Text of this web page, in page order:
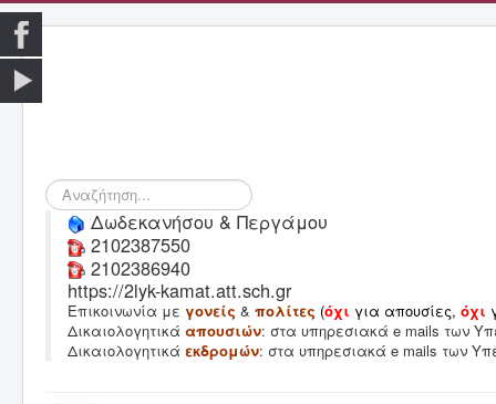
Αναζήτηση...
Δωδεκανήσου & Περγάμου
2102387550
2102386940
https://2lyk-kamat.att.sch.gr
Επικοινωνία με γονείς & πολίτες (όχι για απουσίες, όχι
Δικαιολογητικά απουσιών: στα υπηρεσιακά e mails των
Δικαιολογητικά εκδρομών: στα υπηρεσιακά e mails των